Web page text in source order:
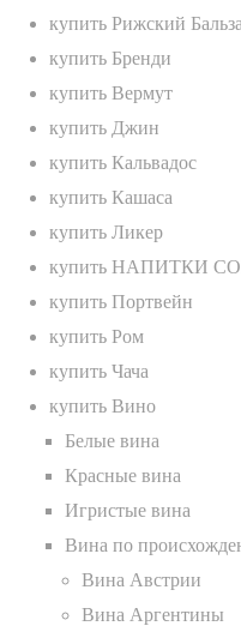
купить Рижский
купить Бренди
купить Вермут
купить Джин
купить Кальвадос
купить Кашаса
купить Ликер
купить НАПИТКИ
купить Портвейн
купить Ром
купить Чача
купить Вино
Белые вина
Красные вина
Игристые вина
Вина по
Вина Австрии
Вина Аргентины